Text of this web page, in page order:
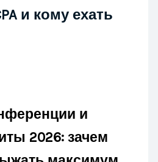
и кому ехать
и
2026: зачем